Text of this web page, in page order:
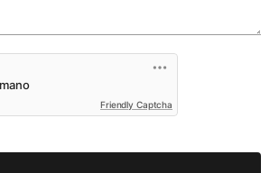
Friendly Captcha